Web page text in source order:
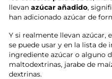
llevan azúcar añadido,
han adicionado azúcar de
Y si realmente llevan
se puede usar y en la lista de
ingrediente azúcar o alguno
maltodextrinas, jarabe de
dextrinas.